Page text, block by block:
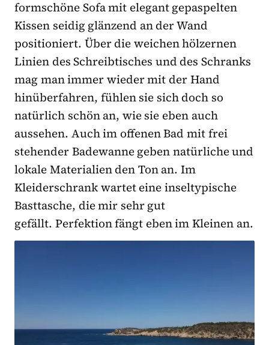
formschöne Sofa mit elegant gepaspelten
Kissen seidig glänzend an der Wand
positioniert. Über die weichen hölzernen
Linien des Schreibtisches und des Schranks
mag man immer wieder mit der Hand
hinüberfahren, fühlen sie sich doch so
natürlich schön an, wie sie eben auch
aussehen. Auch im offenen Bad mit frei
stehender Badewanne geben natürliche und
lokale Materialien den Ton an. Im
Kleiderschrank wartet eine inseltypische
Basttasche, die mir sehr gut
gefällt. Perfektion fängt eben im Kleinen an.